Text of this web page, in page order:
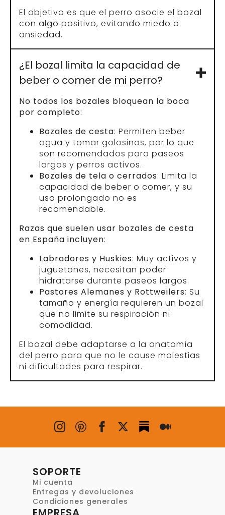
El objetivo es que el perro asocie el bozal
con algo positivo, evitando miedo o
ansiedad.
¿El bozal limita la capacidad de
beber o comer de mi perro?
No todos los bozales bloquean la boca
por completo:
Bozales de cesta: Permiten beber
agua y tomar golosinas, por lo que
son recomendados para paseos
largos y perros activos.
Bozales de tela o cerrados: Limita la
capacidad de beber o comer, y su
uso prolongado no es
recomendable.
Razas que suelen usar bozales de cesta
en España incluyen:
Labradores y Huskies: Muy activos y
juguetones, necesitan poder
hidratarse durante paseos largos.
Pastores Alemanes y Rottweilers: Su
tamaño y energía requieren un bozal
que no limite su respiración ni
comodidad.
El bozal debe adaptarse a la anatomía
del perro para que no le cause molestias
ni dificultades para respirar.
SOPORTE
Mi cuenta
Entregas y devoluciones
Condiciones generales